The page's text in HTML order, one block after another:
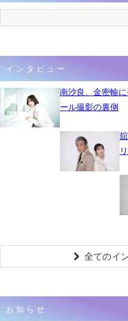
インタビュー
南沙良、金密輸
ール撮影の裏側
全てのイ
お知らせ